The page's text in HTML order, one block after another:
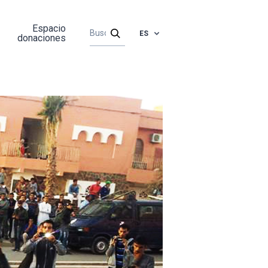
Espacio
donaciones
ES